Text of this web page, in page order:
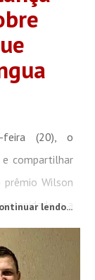
feira (20), o
e compartilhar
prêmio Wilson
e a
especial
resgata a
que
lendo...